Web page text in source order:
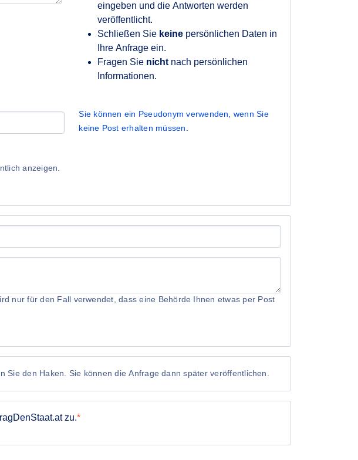
eingeben und die Antworten werden
veröffentlicht.
Schließen Sie keine persönlichen Daten in
Ihre Anfrage ein.
Fragen Sie nicht nach persönlichen
Informationen.
Sie können ein Pseudonym verwenden, wenn Sie
keine Post erhalten müssen
anzeigen.
nur für den Fall verwendet, dass eine Behörde Ihnen etwas per Post
den Haken. Sie können die Anfrage dann später veröffentlichen.
zu.